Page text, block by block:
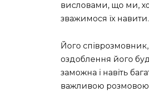
висловами, що ми,
зважимося їх навити.
Його
оздоблення його
заможна і навіть
важливою